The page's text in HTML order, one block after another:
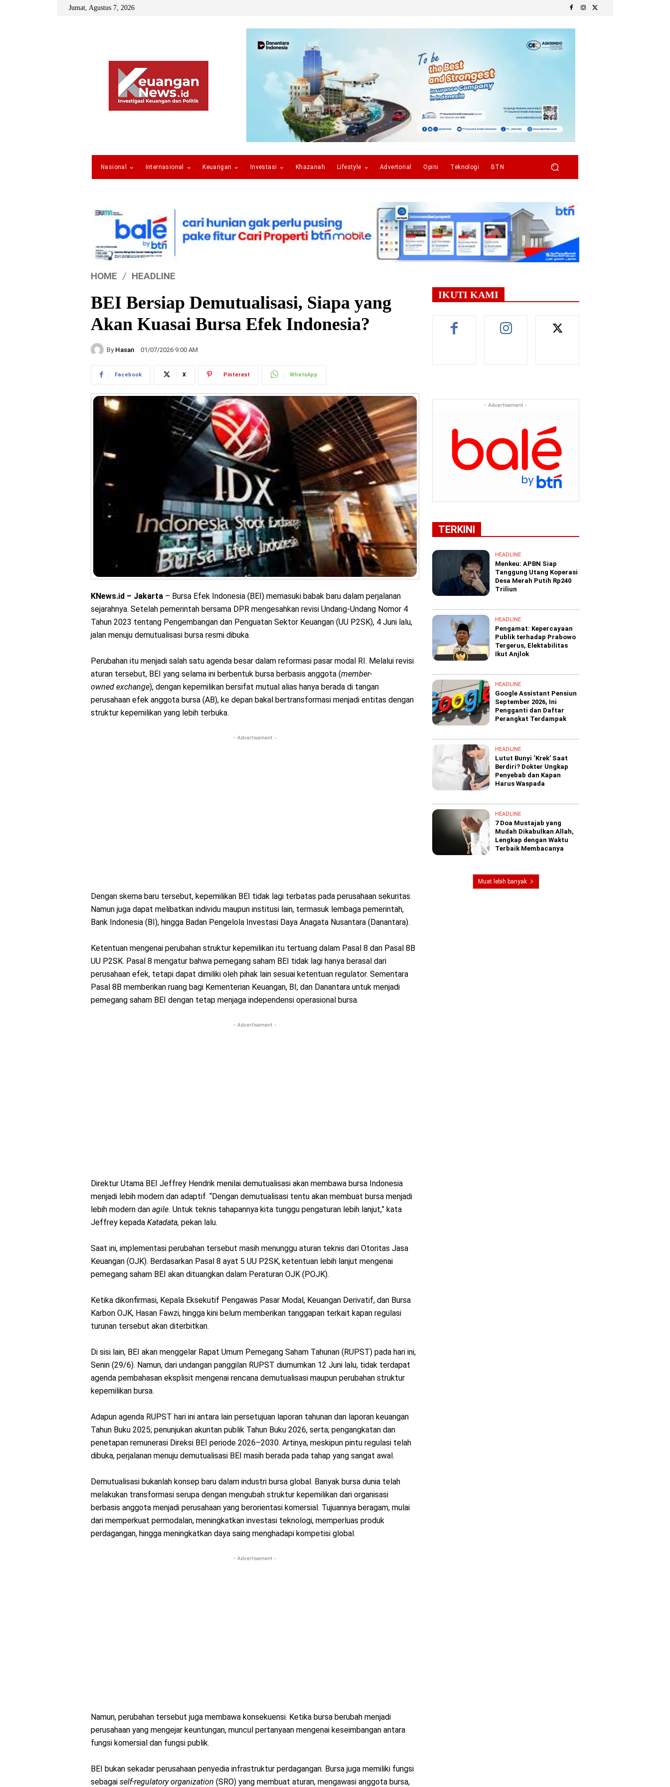
Jumat, Agustus 7, 2026
Nasional Internasional Keuangan Investasi Khazanah Lifestyle Advertorial Opini Teknologi BTN
HOME HEADLINE
BEI Bersiap Demutualisasi, Siapa yang
Akan Kuasai Bursa Efek Indonesia?
By Hasan 01/07/2026 9:00 AM
Facebook X Pinterest WhatsApp
KNews.id – Jakarta – Bursa Efek Indonesia (BEI) memasuki babak baru dalam perjalanan
sejarahnya. Setelah pemerintah bersama DPR mengesahkan revisi Undang-Undang Nomor 4
Tahun 2023 tentang Pengembangan dan Penguatan Sektor Keuangan (UU P2SK), 4 Juni lalu,
jalan menuju demutualisasi bursa resmi dibuka.
Perubahan itu menjadi salah satu agenda besar dalam reformasi pasar modal RI. Melalui revisi
aturan tersebut, BEI yang selama ini berbentuk bursa berbasis anggota (member-
owned exchange), dengan kepemilikan bersifat mutual alias hanya berada di tangan
perusahaan efek anggota bursa (AB), ke depan bakal bertransformasi menjadi entitas dengan
struktur kepemilikan yang lebih terbuka.
- Advertisement -
Dengan skema baru tersebut, kepemilikan BEI tidak lagi terbatas pada perusahaan sekuritas.
Namun juga dapat melibatkan individu maupun institusi lain, termasuk lembaga pemerintah,
Bank Indonesia (BI), hingga Badan Pengelola Investasi Daya Anagata Nusantara (Danantara).
Ketentuan mengenai perubahan struktur kepemilikan itu tertuang dalam Pasal 8 dan Pasal 8B
UU P2SK. Pasal 8 mengatur bahwa pemegang saham BEI tidak lagi hanya berasal dari
perusahaan efek, tetapi dapat dimiliki oleh pihak lain sesuai ketentuan regulator. Sementara
Pasal 8B memberikan ruang bagi Kementerian Keuangan, BI, dan Danantara untuk menjadi
pemegang saham BEI dengan tetap menjaga independensi operasional bursa.
- Advertisement -
Direktur Utama BEI Jeffrey Hendrik menilai demutualisasi akan membawa bursa Indonesia
menjadi lebih modern dan adaptif. “Dengan demutualisasi tentu akan membuat bursa menjadi
lebih modern dan agile. Untuk teknis tahapannya kita tunggu pengaturan lebih lanjut,” kata
Jeffrey kepada Katadata, pekan lalu.
Saat ini, implementasi perubahan tersebut masih menunggu aturan teknis dari Otoritas Jasa
Keuangan (OJK). Berdasarkan Pasal 8 ayat 5 UU P2SK, ketentuan lebih lanjut mengenai
pemegang saham BEI akan dituangkan dalam Peraturan OJK (POJK).
Ketika dikonfirmasi, Kepala Eksekutif Pengawas Pasar Modal, Keuangan Derivatif, dan Bursa
Karbon OJK, Hasan Fawzi, hingga kini belum memberikan tanggapan terkait kapan regulasi
turunan tersebut akan diterbitkan.
Di sisi lain, BEI akan menggelar Rapat Umum Pemegang Saham Tahunan (RUPST) pada hari ini,
Senin (29/6). Namun, dari undangan panggilan RUPST diumumkan 12 Juni lalu, tidak terdapat
agenda pembahasan eksplisit mengenai rencana demutualisasi maupun perubahan struktur
kepemilikan bursa.
Adapun agenda RUPST hari ini antara lain persetujuan laporan tahunan dan laporan keuangan
Tahun Buku 2025; penunjukan akuntan publik Tahun Buku 2026, serta; pengangkatan dan
penetapan remunerasi Direksi BEI periode 2026–2030. Artinya, meskipun pintu regulasi telah
dibuka, perjalanan menuju demutualisasi BEI masih berada pada tahap yang sangat awal.
Demutualisasi bukanlah konsep baru dalam industri bursa global. Banyak bursa dunia telah
melakukan transformasi serupa dengan mengubah struktur kepemilikan dari organisasi
berbasis anggota menjadi perusahaan yang berorientasi komersial. Tujuannya beragam, mulai
dari memperkuat permodalan, meningkatkan investasi teknologi, memperluas produk
perdagangan, hingga meningkatkan daya saing menghadapi kompetisi global.
- Advertisement -
Namun, perubahan tersebut juga membawa konsekuensi. Ketika bursa berubah menjadi
perusahaan yang mengejar keuntungan, muncul pertanyaan mengenai keseimbangan antara
fungsi komersial dan fungsi publik.
BEI bukan sekadar perusahaan penyedia infrastruktur perdagangan. Bursa juga memiliki fungsi
sebagai self-regulatory organization (SRO) yang membuat aturan, mengawasi anggota bursa,
IKUTI KAMI
- Advertisement -
TERKINI
HEADLINE
Menkeu: APBN Siap
Tanggung Utang Koperasi
Desa Merah Putih Rp240
Triliun
HEADLINE
Pengamat: Kepercayaan
Publik terhadap Prabowo
Tergerus, Elektabilitas
Ikut Anjlok
HEADLINE
Google Assistant Pensiun
September 2026, Ini
Pengganti dan Daftar
Perangkat Terdampak
HEADLINE
Lutut Bunyi ‘Krek’ Saat
Berdiri? Dokter Ungkap
Penyebab dan Kapan
Harus Waspada
HEADLINE
7 Doa Mustajab yang
Mudah Dikabulkan Allah,
Lengkap dengan Waktu
Terbaik Membacanya
Muat lebih banyak